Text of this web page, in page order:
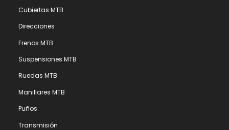
Cubiertas MTB
Direcciones
Frenos MTB
Suspensiones MTB
Ruedas MTB
Manillares MTB
Puños
Transmisión